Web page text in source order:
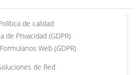
de calidad
de Privacidad (GDPR)
Web (GDPR)
de Red